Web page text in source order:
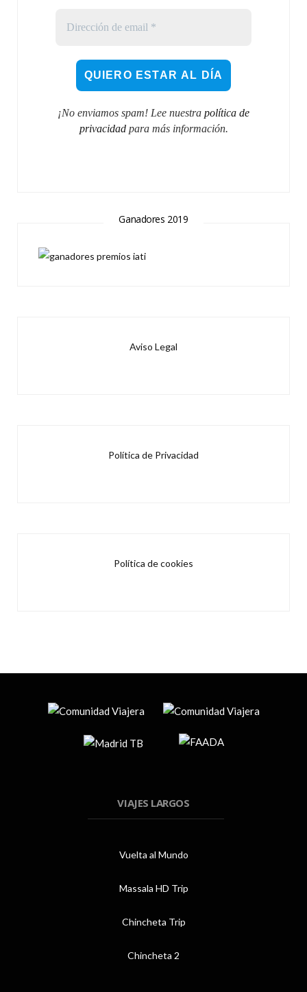
¡No enviamos spam! Lee nuestra política de
privacidadpara más información.
Ganadores 2019
Aviso Legal
Política de Privacidad
Política de cookies
VIAJES LARGOS
Vuelta al Mundo
Massala HD Trip
Chincheta Trip
Chincheta 2